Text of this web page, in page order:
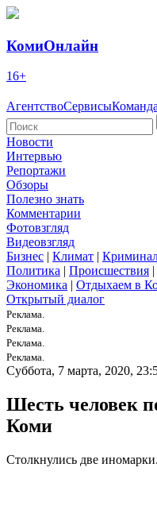
КомиОнлайн
16+
АгентствоСервисыКоманда
Новости
Интервью
Репортажи
Обзоры
Полезно знать
Комментарии
Фотовзгляд
Видеовзгляд
Бизнес | Климат |
Политика | Происшествия |
Экономика | Отдыхаем в
Открытый диалог
Реклама.
Реклама.
Реклама.
Реклама.
Суббота, 7 марта, 2020,
Шесть человек
Коми
Столкнулись две иномарки.